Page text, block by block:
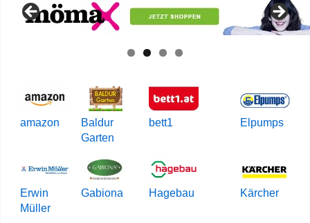
amazon
Baldur
Garten
bett1 Elpumps
Erwin
Müller
Gabiona Hagebau Kärcher